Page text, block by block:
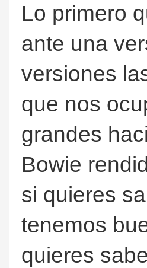
Lo primero
ante una
versiones
que nos
grandes
Bowie
si quieres
tenemos
quieres